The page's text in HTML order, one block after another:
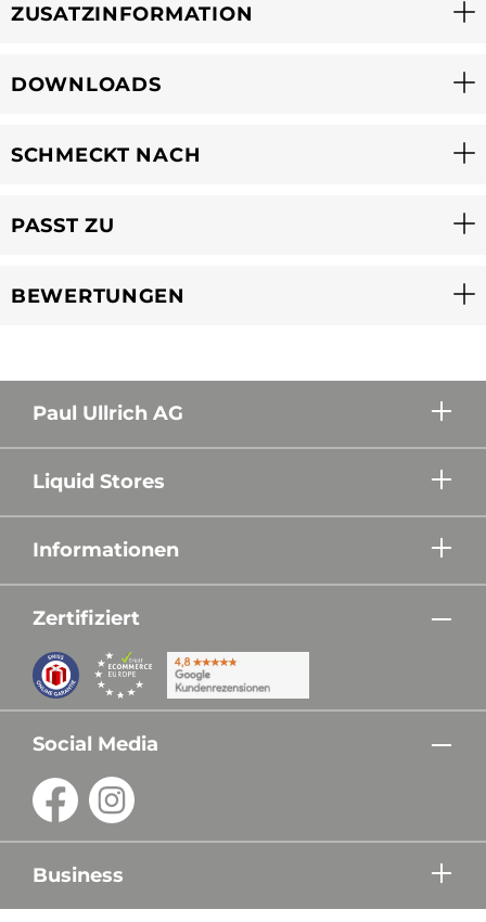
ZUSATZINFORMATION
DOWNLOADS
SCHMECKT NACH
PASST ZU
BEWERTUNGEN
Paul Ullrich AG
Liquid Stores
Informationen
Zertifiziert
Social Media
Business